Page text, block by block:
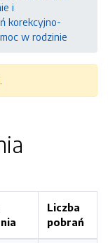
i
korekcyjno-
w rodzinie
Liczba
pobrań